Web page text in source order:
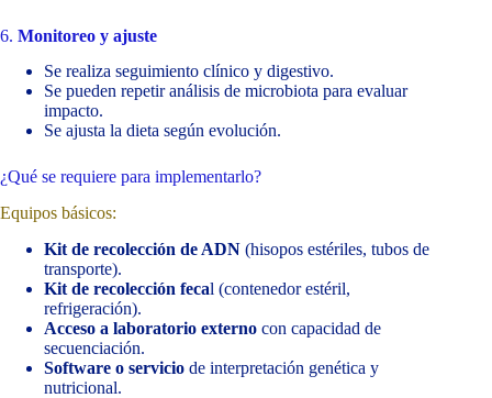
6. Monitoreo y ajuste
Se realiza seguimiento clínico y digestivo.
Se pueden repetir análisis de microbiota para evaluar
impacto.
Se ajusta la dieta según evolución.
¿Qué se requiere para implementarlo?
Equipos básicos:
Kit de recolección de ADN (hisopos estériles, tubos de
transporte).
Kit de recolección fecal (contenedor estéril,
refrigeración).
Acceso a laboratorio externo con capacidad de
secuenciación.
Software o servicio de interpretación genética y
nutricional.